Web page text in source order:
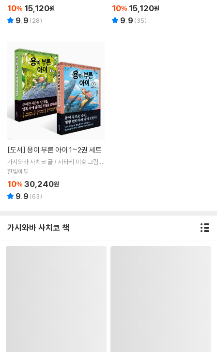
10% 15,120원
9.9 (28)
10% 15,120원
9.9 (35)
[도서] 용이 부른 아이 1~2권 세트
가시와바 사치코 글 / 사타케 미호 그림 /
고향옥 역
한빛에듀
10% 30,240원
9.9 (63)
가시와바 사치코 책